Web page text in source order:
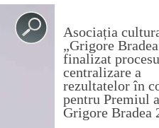
Asociația
„Grigore
finalizat
centralizare a
rezultatelor în
pentru Premiul
Grigore Bradea